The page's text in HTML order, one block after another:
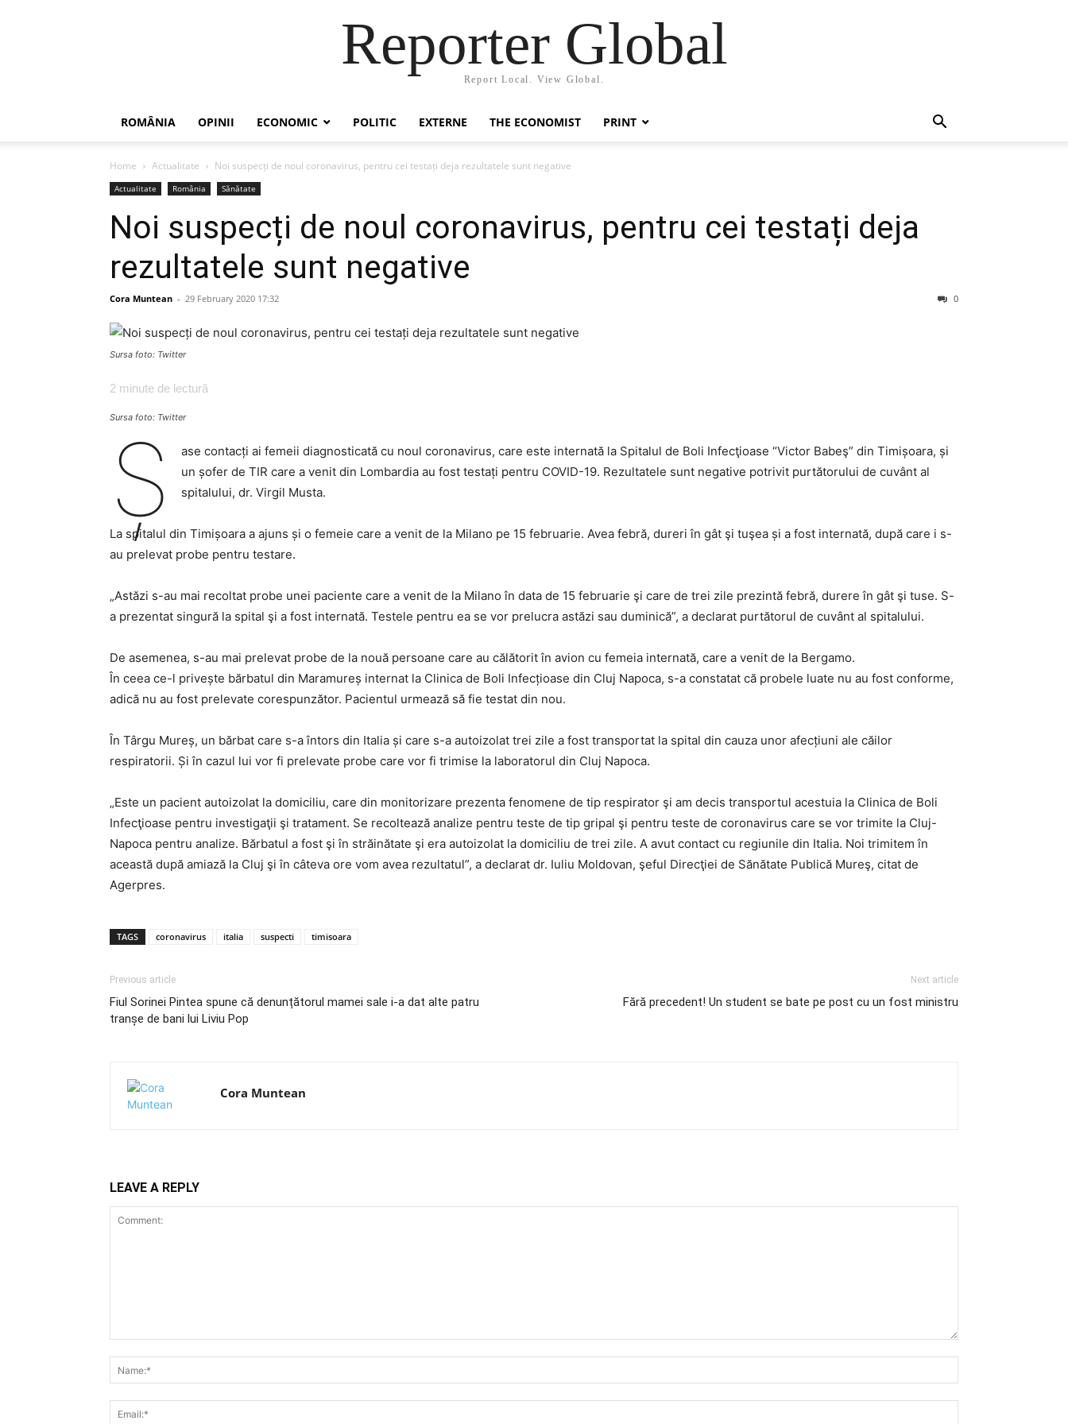
Reporter Global
Report Local. View Global.
ROMÂNIA OPINII ECONOMIC POLITIC EXTERNE THE ECONOMIST PRINT
Home Actualitate Noi suspecți de noul coronavirus, pentru cei testați deja rezultatele sunt negative
Actualitate România Sănătate
Noi suspecți de noul coronavirus, pentru cei testați deja
rezultatele sunt negative
Cora Muntean - 29 February 2020 17:32 0
Sursa foto: Twitter
2 minute de lectură
Sursa foto: Twitter
Ș
ase contacți ai femeii diagnosticată cu noul coronavirus, care este internată la Spitalul de Boli Infecţioase “Victor Babeş” din Timișoara, și
un șofer de TIR care a venit din Lombardia au fost testați pentru COVID-19. Rezultatele sunt negative potrivit purtătorului de cuvânt al
spitalului, dr. Virgil Musta.
La spitalul din Timișoara a ajuns și o femeie care a venit de la Milano pe 15 februarie. Avea febră, dureri în gât şi tuşea și a fost internată, după care i s-
au prelevat probe pentru testare.
„Astăzi s-au mai recoltat probe unei paciente care a venit de la Milano în data de 15 februarie şi care de trei zile prezintă febră, durere în gât şi tuse. S-
a prezentat singură la spital şi a fost internată. Testele pentru ea se vor prelucra astăzi sau duminică”, a declarat purtătorul de cuvânt al spitalului.
De asemenea, s-au mai prelevat probe de la nouă persoane care au călătorit în avion cu femeia internată, care a venit de la Bergamo.
În ceea ce-l privește bărbatul din Maramureș internat la Clinica de Boli Infecțioase din Cluj Napoca, s-a constatat că probele luate nu au fost conforme,
adică nu au fost prelevate corespunzător. Pacientul urmează să fie testat din nou.
În Târgu Mureș, un bărbat care s-a întors din Italia și care s-a autoizolat trei zile a fost transportat la spital din cauza unor afecțiuni ale căilor
respiratorii. Și în cazul lui vor fi prelevate probe care vor fi trimise la laboratorul din Cluj Napoca.
„Este un pacient autoizolat la domiciliu, care din monitorizare prezenta fenomene de tip respirator şi am decis transportul acestuia la Clinica de Boli
Infecţioase pentru investigaţii şi tratament. Se recoltează analize pentru teste de tip gripal şi pentru teste de coronavirus care se vor trimite la Cluj-
Napoca pentru analize. Bărbatul a fost şi în străinătate şi era autoizolat la domiciliu de trei zile. A avut contact cu regiunile din Italia. Noi trimitem în
această după amiază la Cluj şi în câteva ore vom avea rezultatul”, a declarat dr. Iuliu Moldovan, şeful Direcţiei de Sănătate Publică Mureş, citat de
Agerpres.
TAGS coronavirus italia suspecti timisoara
Previous article
Fiul Sorinei Pintea spune că denunțătorul mamei sale i-a dat alte patru
tranșe de bani lui Liviu Pop
Next article
Fără precedent! Un student se bate pe post cu un fost ministru
Cora Muntean
LEAVE A REPLY